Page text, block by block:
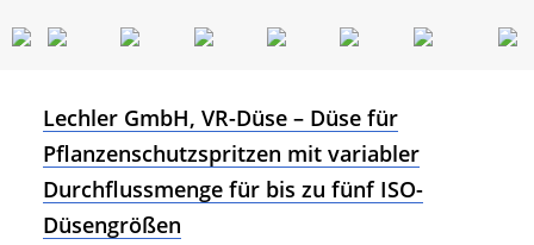
Lechler GmbH, VR-Düse – Düse für
Pflanzenschutzspritzen mit variabler
Durchflussmenge für bis zu fünf ISO-
Düsengrößen